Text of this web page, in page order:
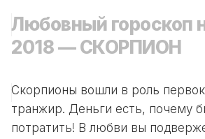
Любовный гороскоп
2018 — СКОРПИОН
Скорпионы вошли в роль
транжир. Деньги есть, почему
потратить! В любви вы